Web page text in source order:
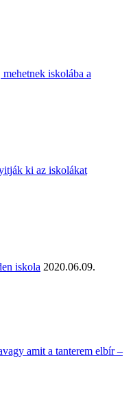
iskolába a
ki az iskolákat
iskola 2020.06.09.
amit a tanterem elbír –